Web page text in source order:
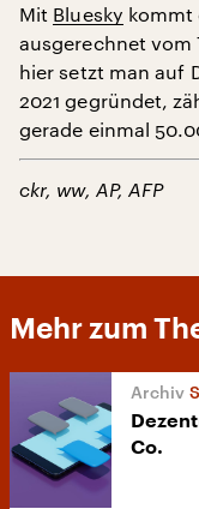
Mit Bluesky kommt
ausgerechnet vom
hier setzt man auf
2021 gegründet,
gerade einmal
ckr, ww, AP, AFP
Mehr zum
Co.